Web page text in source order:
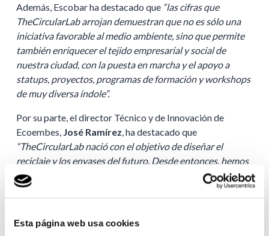
Esta página web usa cookies
Además, Escobar ha destacado que “las cifras que
TheCircularLab arrojan demuestran que no es sólo una
iniciativa favorable al medio ambiente, sino que permite
también enriquecer el tejido empresarial y social de
nuestra ciudad, con la puesta en marcha y el apoyo a
statups, proyectos, programas de formación y workshops
de muy diversa índole”.
Por su parte, el director Técnico y de Innovación de
Ecoembes, José Ramírez, ha destacado que
“TheCircularLab nació con el objetivo de diseñar el
reciclaje y los envases del futuro. Desde entonces, hemos
dado muchos pasos acompañando a nuestras empresas, a
través de la innovación, a hacer frente a los desafíos
aseguramos seguir cumpliendo con ello. Por eso,